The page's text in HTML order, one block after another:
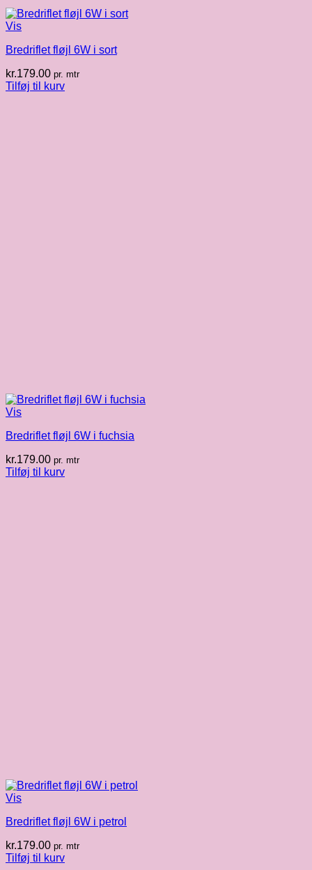
Vis
Bredriflet fløjl 6W i sort
kr.179.00 pr. mtr
Tilføj til kurv
Vis
Bredriflet fløjl 6W i fuchsia
kr.179.00 pr. mtr
Tilføj til kurv
Vis
Bredriflet fløjl 6W i petrol
kr.179.00 pr. mtr
Tilføj til kurv